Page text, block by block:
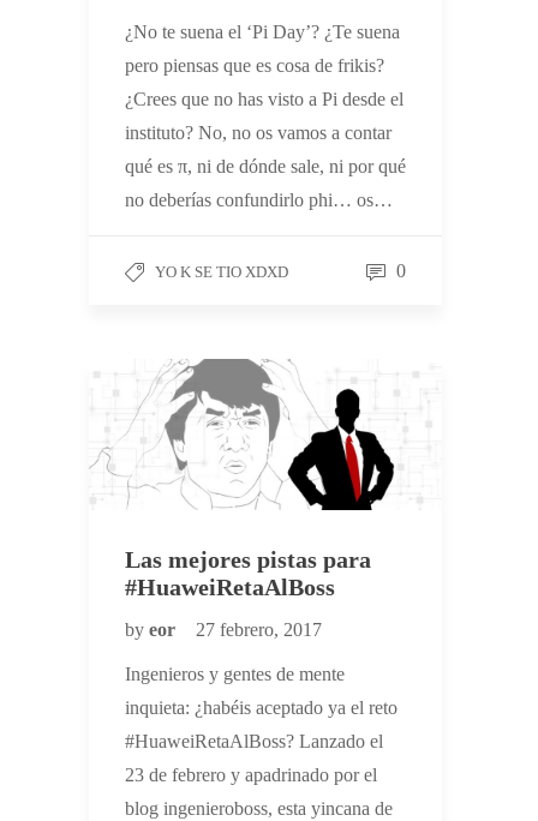
¿No te suena el ‘Pi Day’? ¿Te suena
pero piensas que es cosa de frikis?
¿Crees que no has visto a Pi desde el
instituto? No, no os vamos a contar
qué es π, ni de dónde sale, ni por qué
no deberías confundirlo phi… os…
YO K SE TIO XDXD 0
Las mejores pistas para
#HuaweiRetaAlBoss
by eor 27 febrero, 2017
Ingenieros y gentes de mente
inquieta: ¿habéis aceptado ya el reto
#HuaweiRetaAlBoss? Lanzado el
23 de febrero y apadrinado por el
blog ingenieroboss, esta yincana de